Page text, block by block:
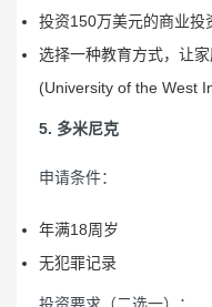
投资150万美元的商业投
选择一种教育方式，让
(University of the West
5. 多米尼克
申请条件：
年满18周岁
无犯罪记录